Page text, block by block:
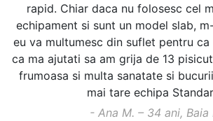
rapid. Chiar daca nu folosesc cel
echipament si sunt un model slab,
eu va multumesc din suflet pentru
ca ma ajutati sa am grija de 13
frumoasa si multa sanatate si
mai tare echipa
- Ana M. – 34 ani, Baia